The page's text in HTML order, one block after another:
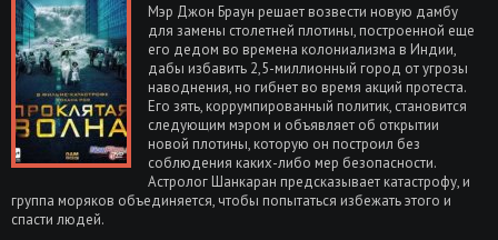
Мэр Джон Браун решает возвести новую дамбу
для замены столетней плотины, построенной еще
его дедом во времена колониализма в Индии,
дабы избавить 2,5-миллионный город от угрозы
наводнения, но гибнет во время акций протеста.
Его зять, коррумпированный политик, становится
следующим мэром и объявляет об открытии
новой плотины, которую он построил без
соблюдения каких-либо мер безопасности.
Астролог Шанкаран предсказывает катастрофу, и
группа моряков объединяется, чтобы попытаться избежать этого и
спасти людей.